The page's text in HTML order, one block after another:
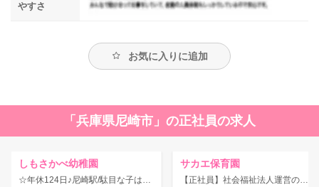
やすさ
お気に入りに追加
「兵庫県尼崎市」の正社員の求人
しもさかべ幼稚園
☆年休124日♪尼崎駅/駄目な子はいない できない子もいない 子どもは学び育つ力を持っているをモットーにモンテッソーリ教育法を実践している幼稚園
サカエ保育園
【正社員】社会福祉法人運営の認可園！年間休日120日♪賞与4ヶ月以上の支給実績☆